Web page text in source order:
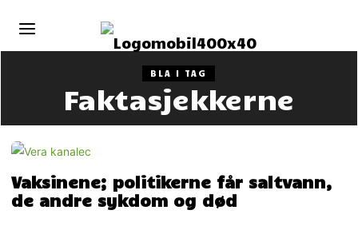
BLA I TAG
Faktasjekkerne
Vaksinene; politikerne får saltvann,
de andre sykdom og død